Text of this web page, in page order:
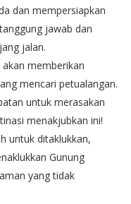
dan mempersiapkan
jawab dan
jalan.
memberikan
mencari petualangan.
untuk merasakan
menakjubkan ini!
untuk ditaklukkan,
Gunung
yang tidak